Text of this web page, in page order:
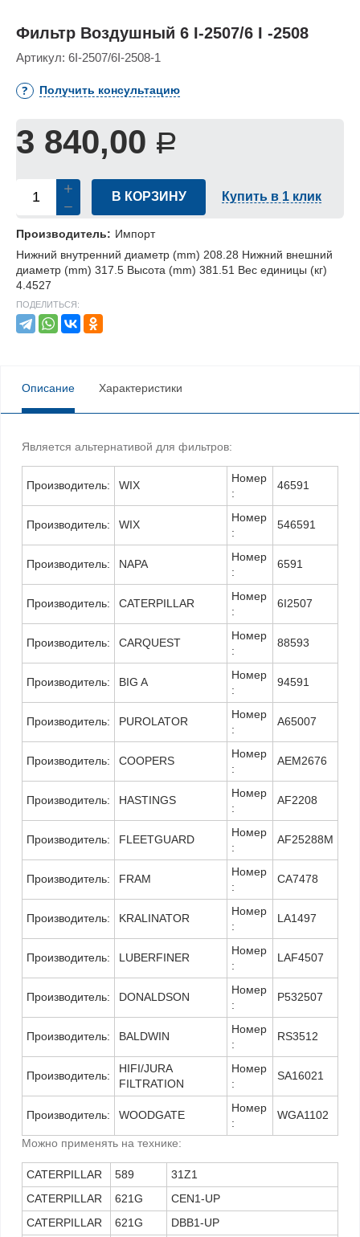
Фильтр Воздушный 6 I-2507/6 I -2508
Артикул: 6I-2507/6I-2508-1
Получить консультацию
3 840,00 Р
В КОРЗИНУ Купить в 1 клик
Производитель: Импорт
Нижний внутренний диаметр (mm) 208.28 Нижний внешний
диаметр (mm) 317.5 Высота (mm) 381.51 Вес единицы (кг)
4.4527
ПОДЕЛИТЬСЯ:
Описание Характеристики
Является альтернативой для фильтров:
Производитель: WIX
Номер
:
46591
Производитель: WIX
Номер
:
546591
Производитель: NAPA
Номер
:
6591
Производитель: CATERPILLAR
Номер
:
6I2507
Производитель: CARQUEST
Номер
:
88593
Производитель: BIG A
Номер
:
94591
Производитель: PUROLATOR
Номер
:
A65007
Производитель: COOPERS
Номер
:
AEM2676
Производитель: HASTINGS
Номер
:
AF2208
Производитель: FLEETGUARD
Номер
:
AF25288M
Производитель: FRAM
Номер
:
CA7478
Производитель: KRALINATOR
Номер
:
LA1497
Производитель: LUBERFINER
Номер
:
LAF4507
Производитель: DONALDSON
Номер
:
P532507
Производитель: BALDWIN
Номер
:
RS3512
Производитель:
HIFI/JURA
FILTRATION
Номер
:
SA16021
Производитель: WOODGATE
Номер
:
WGA1102
Можно применять на технике:
CATERPILLAR 589
31Z1
CATERPILLAR
621G
CEN1-UP
CATERPILLAR
621G DBB1-UP